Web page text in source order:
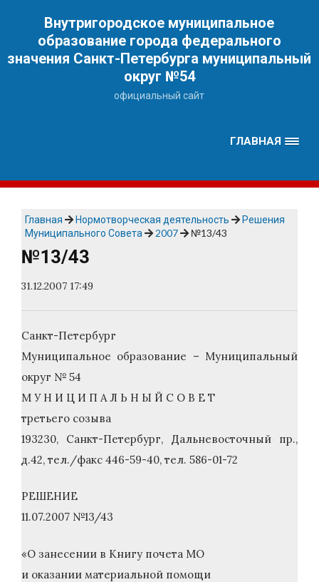
Внутригородское муниципальное
образование города федерального
значения Санкт-Петербурга муниципальный
округ №54
официальный сайт
ГЛАВНАЯ
Главная Нормотворческая деятельность
Решения
Муниципального Совета
2007 №13/43
№13/43
31.12.2007 17:49
Санкт-Петербург
Муниципальное образование – Муниципальный
округ № 54
М У Н И Ц И П А Л Ь Н Ы Й С О В Е Т
третьего созыва
193230, Санкт-Петербург, Дальневосточный пр.,
д.42, тел./факс 446-59-40, тел. 586-01-72
РЕШЕНИЕ
11.07.2007 №13/43
«О занесении в Книгу почета МО
и оказании материальной помощи